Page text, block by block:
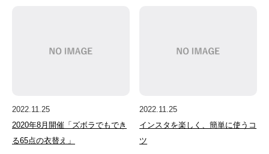
2022.11.25
2020年8月開催「ズボラでもでき
る65点の衣替え」
2022.11.25
インスタを楽しく、簡単に使うコ
ツ